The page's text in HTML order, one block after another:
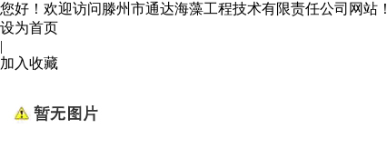
您好！欢迎访问滕州市通达海藻工程技术有限责任公司网站！
设为首页
|
加入收藏